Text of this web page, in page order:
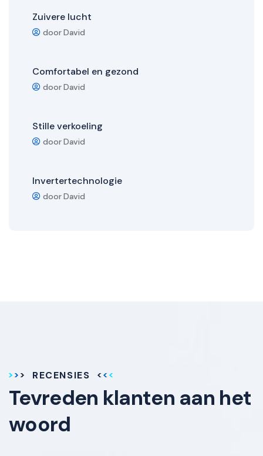
Zuivere lucht
door David
Comfortabel en gezond
door David
Stille verkoeling
door David
Invertertechnologie
door David
RECENSIES
Tevreden klanten aan het
woord